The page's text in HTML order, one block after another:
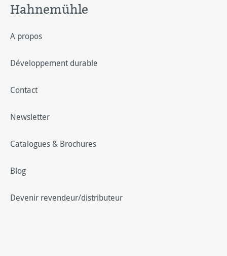
Hahnemühle
A propos
Développement durable
Contact
Newsletter
Catalogues & Brochures
Blog
Devenir revendeur/distributeur